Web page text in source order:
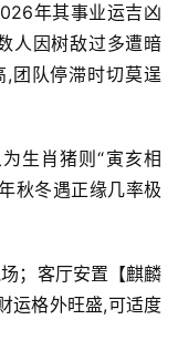
年其事业运吉凶
人因树敌过多遭暗
团队停滞时切莫逞
生肖猪则“寅亥相
秋冬遇正缘几率极
；客厅安置【麒麟
运格外旺盛,可适度